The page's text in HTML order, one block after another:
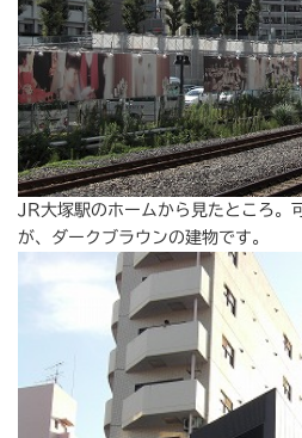
JR大塚駅のホームから見たところ。
が、ダークブラウンの建物です。